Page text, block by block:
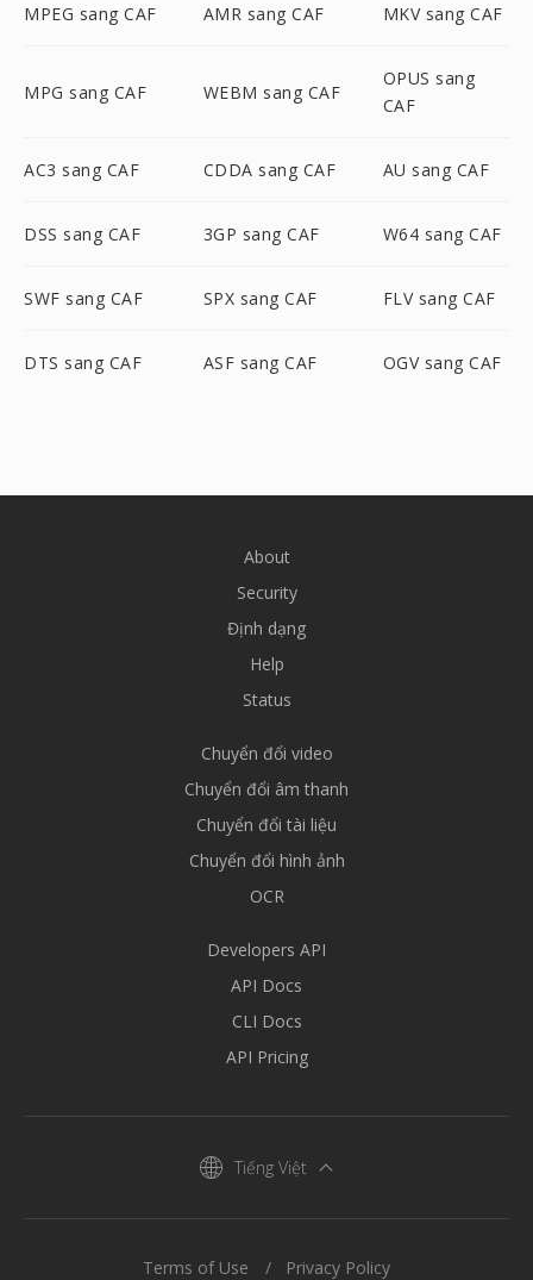
MPEG sang CAF AMR sang CAF MKV sang CAF
MPG sang CAF WEBM sang CAF
OPUS sang
CAF
AC3 sang CAF CDDA sang CAF AU sang CAF
DSS sang CAF 3GP sang CAF W64 sang CAF
SWF sang CAF SPX sang CAF FLV sang CAF
DTS sang CAF ASF sang CAF OGV sang CAF
About
Security
Định dạng
Help
Status
Chuyển đổi video
Chuyển đổi âm thanh
Chuyển đổi tài liệu
Chuyển đổi hình ảnh
OCR
Developers API
API Docs
CLI Docs
API Pricing
Tiếng Việt
Terms of Use Privacy Policy